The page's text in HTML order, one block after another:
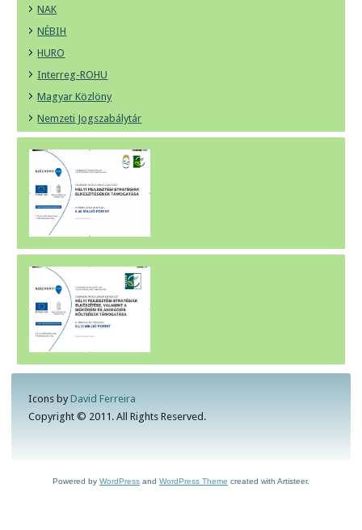
NAK
NÉBIH
HURO
Interreg-ROHU
Magyar Közlöny
Nemzeti Jogszabálytár
Icons by David Ferreira
Copyright © 2011. All Rights Reserved.
Powered by WordPress and WordPress Theme created with Artisteer.